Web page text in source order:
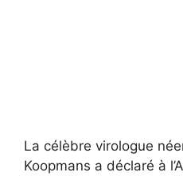
La célèbre virologue
Koopmans a déclaré à